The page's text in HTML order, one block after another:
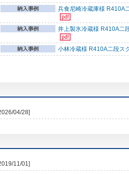
兵食尼崎冷蔵庫様 R410A
井上製氷冷蔵様 R410A二
小林冷蔵様 R410A二段ス
04/28]
11/01]